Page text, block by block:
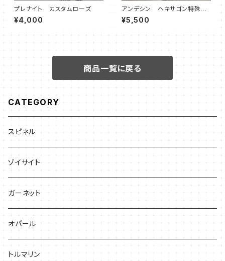
プレナイト カスタムローズ
¥4,000
アンデシン ヘキサゴン特殊カ
ット
¥5,500
商品一覧に戻る
CATEGORY
スピネル
ゾイサイト
ガーネット
オパール
トルマリン